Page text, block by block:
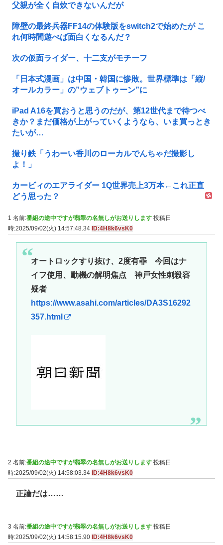
父親が全く自炊できないんだが
障壁の最終兵器FF14の体験版をswitch2で始めたが こ
れ何時間遊べば面白くなるんだ？
次の仮面ライダー、十二支がモチーフ
「日本式漫画」は中国・韓国に惨敗。世界標準は「縦/
オールカラー」の”ウェブトゥーン”に
iPad A16を買おうと思うのだが、第12世代まで待つべ
きか？まだ価格が上がっていくようなら、いま買っとき
たいが…
撮り鉄「うわーい香川のローカルでんちゃだ撮影し
よ！」
カービィのエアライダー 1Q世界売上3万本←これ正直
どう思った？
1 名前:番組の途中ですが翡翠の名無しがお送りします 投稿日
時:2025/09/02(火) 14:57:48.34 ID:4H8k6vsK0
オートロックすり抜け、2度有罪 今回はナ
イフ使用、動機の解明焦点 神戸女性刺殺容
疑者
https://www.asahi.com/articles/DA3S16292
357.html
2 名前:番組の途中ですが翡翠の名無しがお送りします 投稿日
時:2025/09/02(火) 14:58:03.34 ID:4H8k6vsK0
正論だは……
3 名前:番組の途中ですが翡翠の名無しがお送りします 投稿日
時:2025/09/02(火) 14:58:15.90 ID:4H8k6vsK0